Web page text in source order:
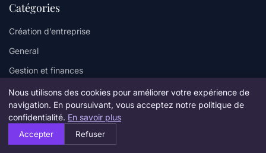
Catégories
Création d’entreprise
General
Gestion et finances
Innovation et technologie
Juridique et fiscalité
Leadership et management
Nous utilisons des cookies pour améliorer votre expérience de
navigation. En poursuivant, vous acceptez notre politique de
confidentialité. En savoir plus
Accepter Refuser